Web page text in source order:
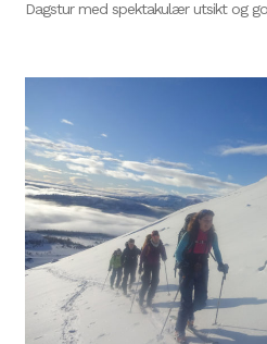
Dagstur med spektakulær utsikt og